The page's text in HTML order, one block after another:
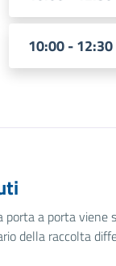
10:00 - 12:30
porta a porta viene
della raccolta